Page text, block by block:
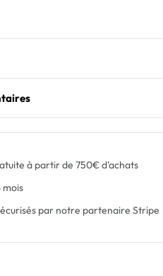
à partir de 750€ d'achats
par notre partenaire Stripe